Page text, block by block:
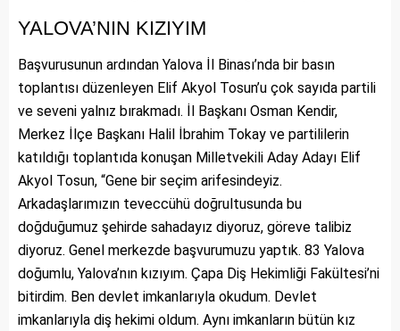
YALOVA’NIN KIZIYIM
Başvurusunun ardından Yalova İl Binası’nda bir basın
toplantısı düzenleyen Elif Akyol Tosun’u çok sayıda partili
ve seveni yalnız bırakmadı. İl Başkanı Osman Kendir,
Merkez İlçe Başkanı Halil İbrahim Tokay ve partililerin
katıldığı toplantıda konuşan Milletvekili Aday Adayı Elif
Akyol Tosun, “Gene bir seçim arifesindeyiz.
Arkadaşlarımızın teveccühü doğrultusunda bu
doğduğumuz şehirde sahadayız diyoruz, göreve talibiz
diyoruz. Genel merkezde başvurumuzu yaptık. 83 Yalova
doğumlu, Yalova’nın kızıyım. Çapa Diş Hekimliği Fakültesi’ni
bitirdim. Ben devlet imkanlarıyla okudum. Devlet
imkanlarıyla diş hekimi oldum. Aynı imkanların bütün kız